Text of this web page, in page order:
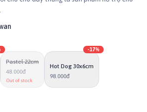
Pastel 22cm
48.000đ
Out of stock
Hot Dog 30x6cm
98.000đ
-17%